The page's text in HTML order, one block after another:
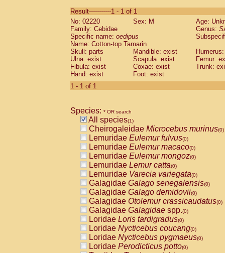
CebidaeSaguinus labiatus(0)
Cebidae Saguinus leucopus (0)
Cebidae
CebidaeSaguinus mystax
Cebidae Saguinus nigricollis (0)
Cebidae Saguinus oedipus
Cebidae Saguinus weddelli
Cebidae Saguinusspp.
Cebidae
CebidaeCebus capucinus
CebidaeCebus nigrivittatus
CebidaeCebus spp.(0)
CebidaeSaimiri boliviensis(0)
CebidaeSaimiri sciureus(0)
AtelidaeAlouatta caraya(0)
AtelidaeAlouatta fusca(0)
AtelidaeAlouatta seniculus(0)
AtelidaeAlouattaspp.(0)
AtelidaeAteles belzebuth(0)
AtelidaeAteles geoffroyi(0)
AtelidaeAteles paniscus(0)
AtelidaeAtelesspp.(0)
AtelidaeLagothrix lagothricha(0)
AtelidaeLagothrix lagothricha cana
PitheciidaeCacajao calvus
Result-----------1 - 1 of 1
No: 02220
Sex: M
Age:
Family: Cebidae
Genus:
Specific name: oedipus
Name: Cotton-top Tamarin
Skull: parts
Mandible: exist
Ulna: exist
Scapula: exist
Femur:
Fibula: exist
Coxae: exist
Trunk:
Hand: exist
Foot: exist
1 - 1 of 1
Species: * OR search
All species(1)
Cheirogaleidae Microcebus murinus(0)
Lemuridae Eulemur fulvus(0)
Lemuridae Eulemur macaco(0)
Lemuridae Eulemur mongoz(0)
Lemuridae Lemur catta(0)
Lemuridae Varecia variegata(0)
Galagidae Galago senegalensis(0)
Galagidae Galago demidovii(0)
Galagidae Otolemur crassicaudatus(0)
Galagidae Galagidae spp.(0)
Loridae Loris tardigradus(0)
Loridae Nycticebus coucang(0)
Loridae Nycticebus pygmaeus(0)
Loridae Perodicticus potto(0)